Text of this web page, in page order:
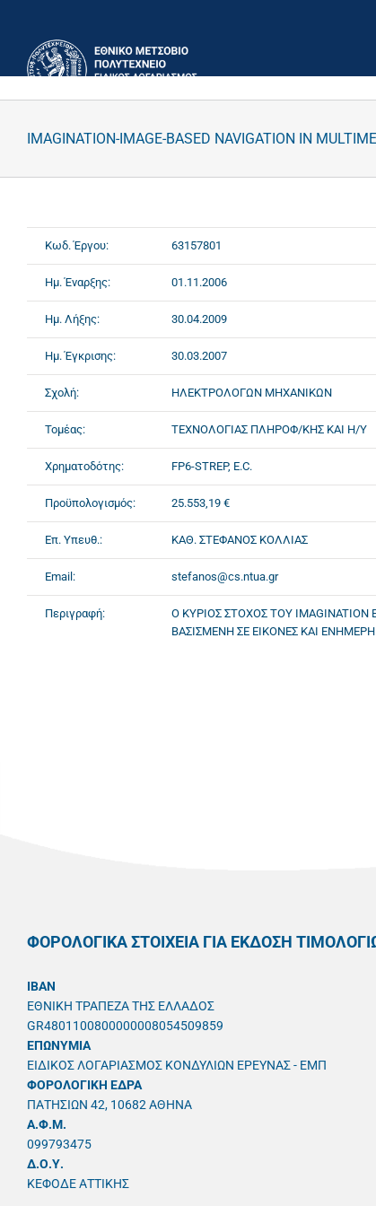
περιεχόμενο
IMAGINATION-IMAGE-BASED NAVIGATION IN
Κωδ. Έργου: 63157801
Ημ. Έναρξης: 01.11.2006
Ημ. Λήξης: 30.04.2009
Ημ. Έγκρισης: 30.03.2007
Σχολή: ΗΛΕΚΤΡΟΛΟΓΩΝ ΜΗΧΑΝΙΚΩΝ
Τομέας: ΤΕΧΝΟΛΟΓΙΑΣ ΠΛΗΡΟΦ/ΚΗΣ ΚΑΙ Η/Υ
Χρηματοδότης: FP6-STREP, E.C.
Προϋπολογισμός: 25.553,19 €
Επ. Υπευθ.: ΚΑΘ. ΣΤΕΦΑΝΟΣ ΚΟΛΛΙΑΣ
Email: stefanos@cs.ntua.gr
Περιγραφή:
Ο ΚΥΡΙΟΣ ΣΤΟΧΟΣ ΤΟΥ
ΒΑΣΙΣΜΕΝΗ ΣΕ ΕΙΚΟΝΕΣ ΚΑΙ
ΦΟΡΟΛΟΓΙΚΑ ΣΤΟΙΧΕΙΑ ΓΙΑ ΕΚΔΟΣΗ
IBAN
ΕΘΝΙΚΗ ΤΡΑΠΕΖΑ ΤΗΣ ΕΛΛΑΔΟΣ
GR4801100800000008054509859
ΕΠΩΝΥΜΙΑ
ΕΙΔΙΚΟΣ ΛΟΓΑΡΙΑΣΜΟΣ ΚΟΝΔΥΛΙΩΝ ΕΡΕΥΝΑΣ - ΕΜΠ
ΦΟΡΟΛΟΓΙΚΗ ΕΔΡΑ
ΠΑΤΗΣΙΩΝ 42, 10682 ΑΘΗΝΑ
A.Φ.Μ.
099793475
Δ.Ο.Υ.
ΚΕΦΟΔΕ ΑΤΤΙΚΗΣ